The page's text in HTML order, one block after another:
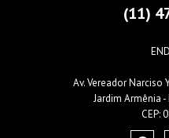
(11)
Av. Vereador Narciso
Jardim Armênia -
CEP: